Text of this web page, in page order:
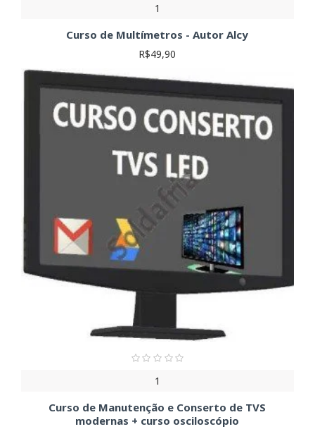
1
Curso de Multímetros - Autor Alcy
R$49,90
1
Curso de Manutenção e Conserto de TVS
modernas + curso osciloscópio